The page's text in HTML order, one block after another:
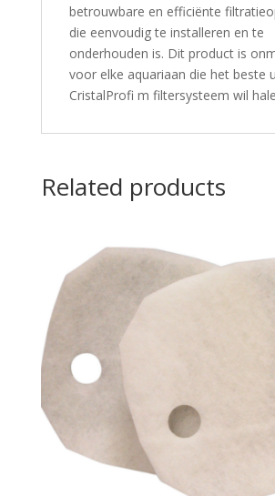
betrouwbare en efficiënte
die eenvoudig te installeren en te
onderhouden is. Dit product is
voor elke aquariaan die het beste
CristalProfi m filtersysteem wil
Related products